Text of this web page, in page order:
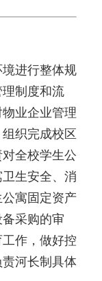
进行整体规
制度和流
业企业管理
织完成校区
全校学生公
生安全、消
寓固定资产
采购的审
作，做好控
河长制具体